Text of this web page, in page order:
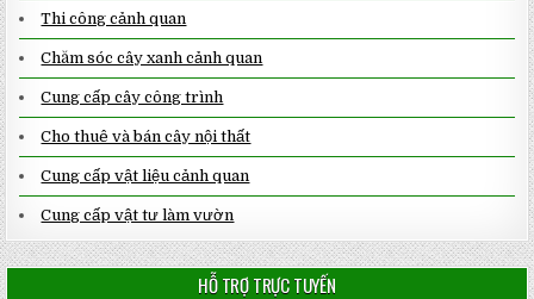
Thi công cảnh quan
Chăm sóc cây xanh cảnh quan
Cung cấp cây công trình
Cho thuê và bán cây nội thất
Cung cấp vật liệu cảnh quan
Cung cấp vật tư làm vườn
HỖ TRỢ TRỰC TUYẾN